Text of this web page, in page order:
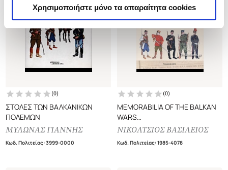
Χρησιμοποιήστε μόνο τα απαραίτητα cookies
(0)
ΣΤΟΛΕΣ ΤΩΝ ΒΑΛΚΑΝΙΚΩΝ
ΠΟΛΕΜΩΝ
ΜΥΛΩΝΑΣ ΓΙΑΝΝΗΣ
Κωδ. Πολιτείας:3999-0000
(0)
MEMORABILIA OF THE BALKAN
WARS
UNIFORMS, MEDALS AND
BELLIGERENT ARMIES OF 1912-
ΝΙΚΟΛΤΣΙΟΣ ΒΑΣΙΛΕΙΟΣ
Κωδ. Πολιτείας:1985-4078